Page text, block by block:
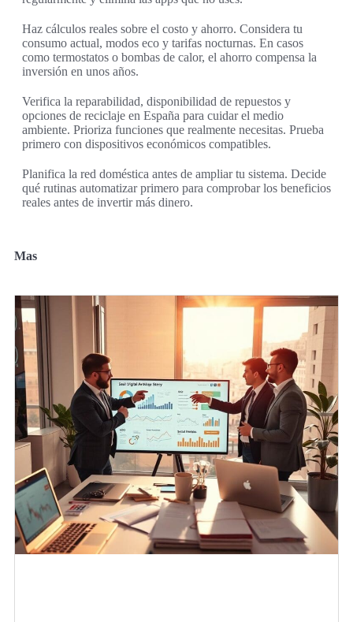
Haz cálculos reales sobre el costo y ahorro. Considera tu
consumo actual, modos eco y tarifas nocturnas. En casos
como termostatos o bombas de calor, el ahorro compensa la
inversión en unos años.
Verifica la reparabilidad, disponibilidad de repuestos y
opciones de reciclaje en España para cuidar el medio
ambiente. Prioriza funciones que realmente necesitas. Prueba
primero con dispositivos económicos compatibles.
Planifica la red doméstica antes de ampliar tu sistema. Decide
qué rutinas automatizar primero para comprobar los beneficios
reales antes de invertir más dinero.
Mas